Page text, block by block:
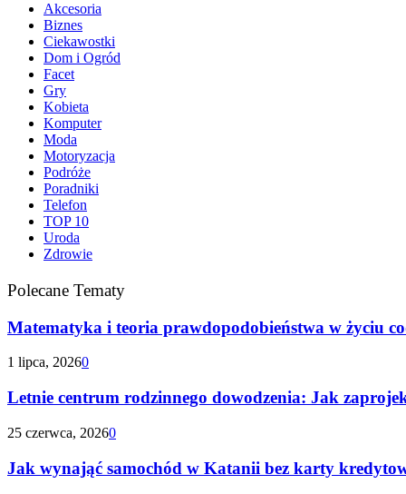
Akcesoria
Biznes
Ciekawostki
Dom i Ogród
Facet
Gry
Kobieta
Komputer
Moda
Motoryzacja
Podróże
Poradniki
Telefon
TOP 10
Uroda
Zdrowie
Polecane Tematy
Matematyka i teoria prawdopodobieństwa w życiu
1 lipca, 20260
Letnie centrum rodzinnego dowodzenia: Jak
25 czerwca, 20260
Jak wynająć samochód w Katanii bez karty